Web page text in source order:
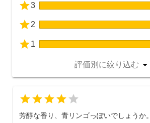
3
2
1
評価別に絞り込む
芳醇な香り、青リンゴっぽいでしょうか。